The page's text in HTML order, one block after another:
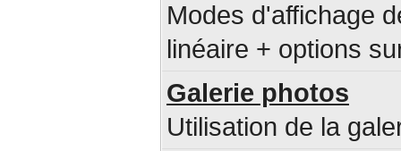
Modes d'affichage
linéaire + options
Galerie photos
Utilisation de la